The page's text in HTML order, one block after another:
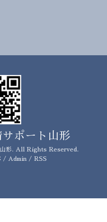
ポート山形
形. All Rights Reserved.
/ Admin / RSS